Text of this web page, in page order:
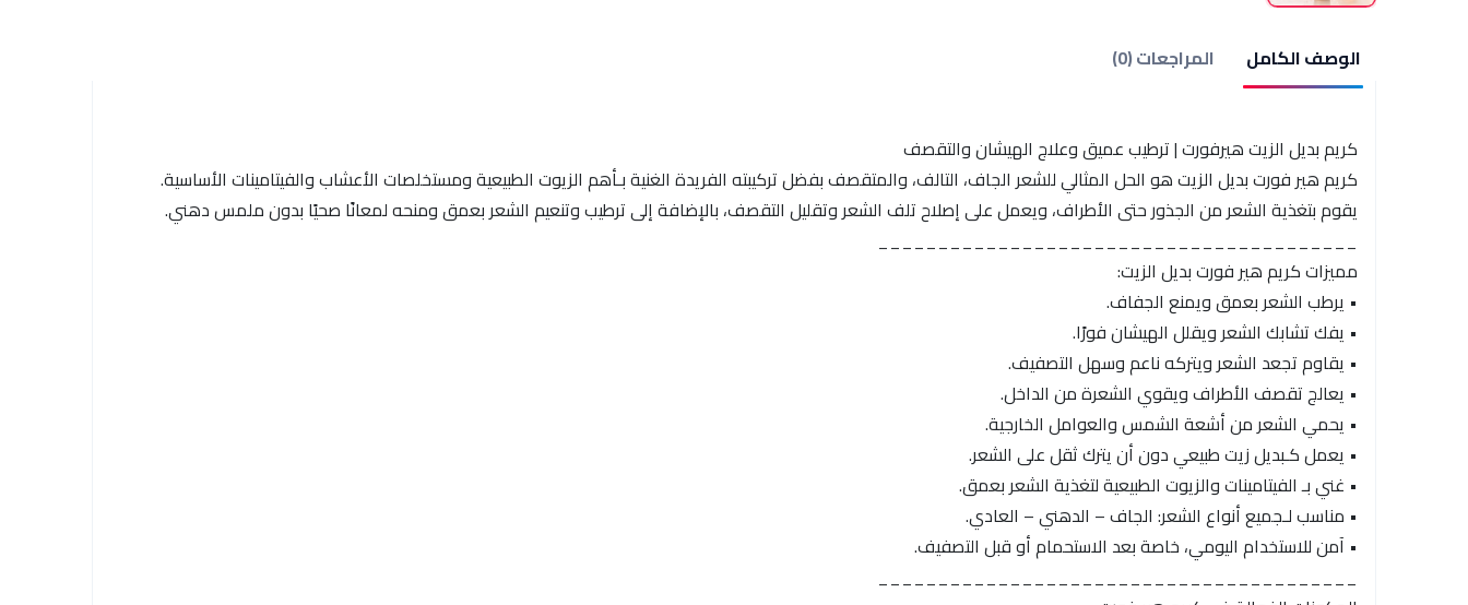
الوصف الكامل المراجعات (0)
كريم بديل الزيت هيرفورت | ترطيب عميق وعلاج الهيشان والتقصف
كريم هير فورت بديل الزيت هو الحل المثالي للشعر الجاف، التالف، والمتقصف بفضل تركيبته الفريدة الغنية بـأهم الزيوت الطبيعية ومستخلصات الأعشاب والفيتامينات الأساسية.
يقوم بتغذية الشعر من الجذور حتى الأطراف، ويعمل على إصلاح تلف الشعر وتقليل التقصف، بالإضافة إلى ترطيب وتنعيم الشعر بعمق ومنحه لمعانًا صحيًا بدون ملمس دهني.
________________________________________
مميزات كريم هير فورت بديل الزيت:
• يرطب الشعر بعمق ويمنع الجفاف.
• يفك تشابك الشعر ويقلل الهيشان فورًا.
• يقاوم تجعد الشعر ويتركه ناعم وسهل التصفيف.
• يعالج تقصف الأطراف ويقوي الشعرة من الداخل.
• يحمي الشعر من أشعة الشمس والعوامل الخارجية.
• يعمل كـبديل زيت طبيعي دون أن يترك ثقل على الشعر.
• غني بـ الفيتامينات والزيوت الطبيعية لتغذية الشعر بعمق.
• مناسب لـجميع أنواع الشعر: الجاف – الدهني – العادي.
• آمن للاستخدام اليومي، خاصة بعد الاستحمام أو قبل التصفيف.
________________________________________